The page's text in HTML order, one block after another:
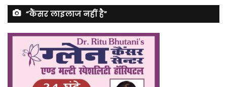
“कैंसर लाइलाज नहीं है”